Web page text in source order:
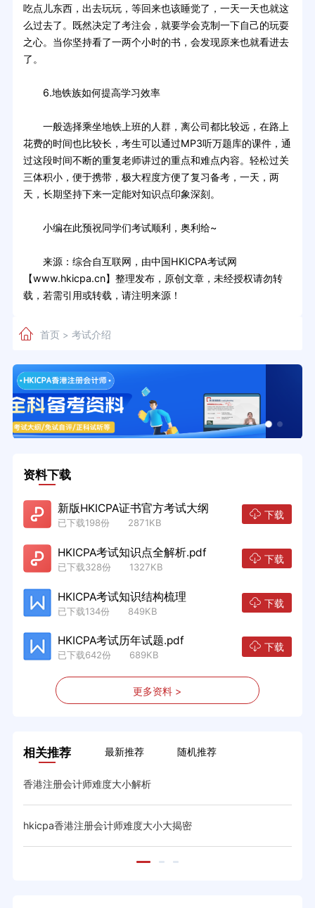
吃点儿东西，出去玩玩，等回来也该睡觉了，一天一天也就这
么过去了。既然决定了考注会，就要学会克制一下自己的玩耍
之心。当你坚持看了一两个小时的书，会发现原来也就看进去
了。
6.地铁族如何提高学习效率
一般选择乘坐地铁上班的人群，离公司都比较远，在路上
花费的时间也比较长，考生可以通过MP3听万题库的课件，通
过这段时间不断的重复老师讲过的重点和难点内容。轻松过关
三体积小，便于携带，极大程度方便了复习备考，一天，两
天，长期坚持下来一定能对知识点印象深刻。
小编在此预祝同学们考试顺利，奥利给~
来源：综合自互联网，由中国HKICPA考试网
【www.hkicpa.cn】整理发布，原创文章，未经授权请勿转
载，若需引用或转载，请注明来源！
首页> 考试介绍
资料下载
新版HKICPA证书官方考试大纲
已下载198份 2871KB
下载
HKICPA考试知识点全解析.pdf
已下载328份 1327KB
下载
HKICPA考试知识结构梳理
已下载134份 849KB
下载
HKICPA考试历年试题.pdf
已下载642份 689KB
下载
更多资料 >
相关推荐 最新推荐 随机推荐
香港注册会计师难度大小解析
hkicpa香港注册会计师难度大小大揭密